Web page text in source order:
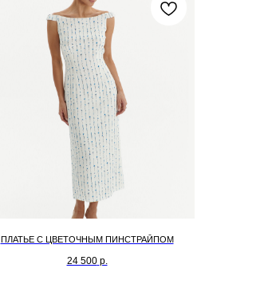
ПЛАТЬЕ С ЦВЕТОЧНЫМ ПИНСТРАЙПОМ
24 500 р.